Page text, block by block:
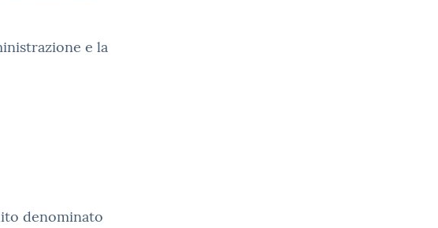
e la
denominato